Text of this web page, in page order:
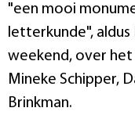
"een mooi
letterkunde",
weekend, over
Mineke Schipper,
Brinkman.